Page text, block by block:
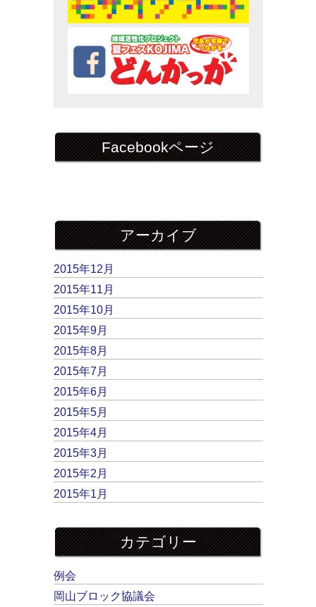
Facebookページ
アーカイブ
2015年12月
2015年11月
2015年10月
2015年9月
2015年8月
2015年7月
2015年6月
2015年5月
2015年4月
2015年3月
2015年2月
2015年1月
カテゴリー
例会
岡山ブロック協議会